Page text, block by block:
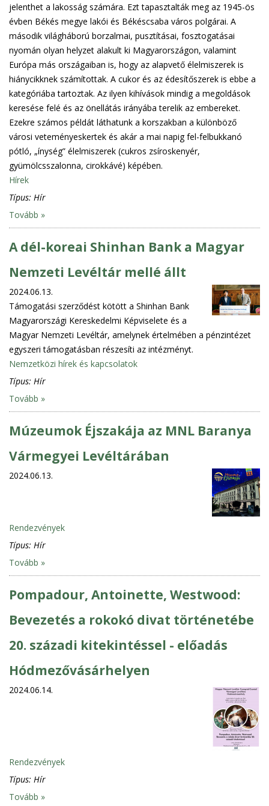
jelenthet a lakosság számára. Ezt tapasztalták meg az 1945-ös
évben Békés megye lakói és Békéscsaba város polgárai. A
második világháború borzalmai, pusztításai, fosztogatásai
nyomán olyan helyzet alakult ki Magyarországon, valamint
Európa más országaiban is, hogy az alapvető élelmiszerek is
hiánycikknek számítottak. A cukor és az édesítőszerek is ebbe a
kategóriába tartoztak. Az ilyen kihívások mindig a megoldások
keresése felé és az önellátás irányába terelik az embereket.
Ezekre számos példát láthatunk a korszakban a különböző
városi veteményeskertek és akár a mai napig fel-felbukkanó
pótló, „ínység” élelmiszerek (cukros zsíroskenyér,
gyümölcsszalonna, cirokkávé) képében.
Hírek
Típus: Hír
Tovább »
A dél-koreai Shinhan Bank a Magyar
Nemzeti Levéltár mellé állt
2024.06.13.
Támogatási szerződést kötött a Shinhan Bank
Magyarországi Kereskedelmi Képviselete és a
Magyar Nemzeti Levéltár, amelynek értelmében a pénzintézet
egyszeri támogatásban részesíti az intézményt.
Nemzetközi hírek és kapcsolatok
Típus: Hír
Tovább »
Múzeumok Éjszakája az MNL Baranya
Vármegyei Levéltárában
2024.06.13.
Rendezvények
Típus: Hír
Tovább »
Pompadour, Antoinette, Westwood:
Bevezetés a rokokó divat történetébe
20. századi kitekintéssel - előadás
Hódmezővásárhelyen
2024.06.14.
Rendezvények
Típus: Hír
Tovább »